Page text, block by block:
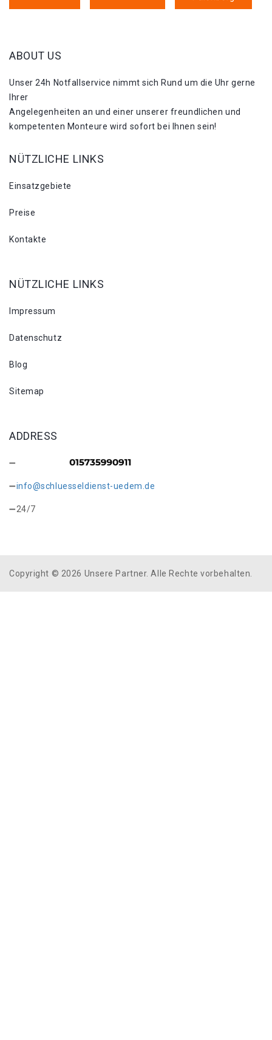
ABOUT US
Unser 24h Notfallservice nimmt sich Rund um die Uhr gerne
Ihrer
Angelegenheiten an und einer unserer freundlichen und
kompetenten Monteure wird sofort bei Ihnen sein!
NÜTZLICHE LINKS
Einsatzgebiete
Preise
Kontakte
NÜTZLICHE LINKS
Impressum
Datenschutz
Blog
Sitemap
ADDRESS
info@schluesseldienst-uedem.de
24/7
Copyright © 2026 Unsere Partner. Alle Rechte vorbehalten.